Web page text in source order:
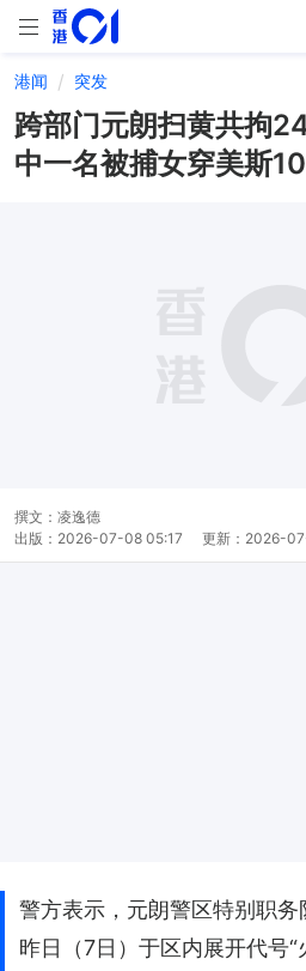
港闻 突发
跨部门元朗扫黄共拘
中一名被捕女穿美斯
撰文： 凌逸德
出版： 2026-07-08 05:17 更新： 2026-
警方表示，元朗警区特别职
昨日（7日）于区内展开代号